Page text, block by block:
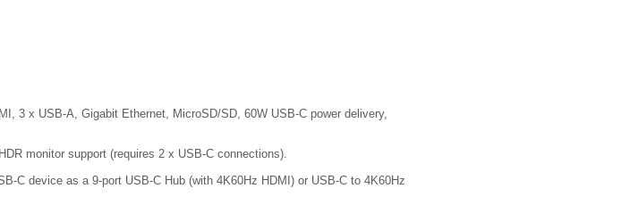
3 x USB-A, Gigabit Ethernet, MicroSD/SD, 60W USB-C power delivery,
monitor support (requires 2 x USB-C connections).
C device as a 9-port USB-C Hub (with 4K60Hz HDMI) or USB-C to 4K60Hz